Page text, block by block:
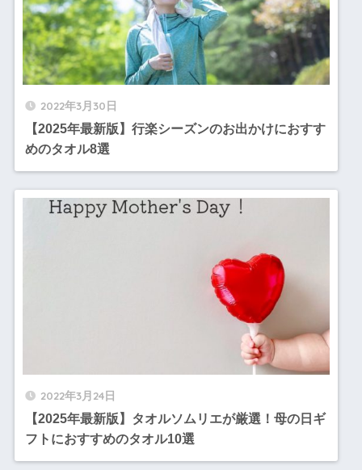
2022年3月30日
【2025年最新版】行楽シーズンのお出かけにおすす
めのタオル8選
2022年3月24日
【2025年最新版】タオルソムリエが厳選！母の日ギ
フトにおすすめのタオル10選